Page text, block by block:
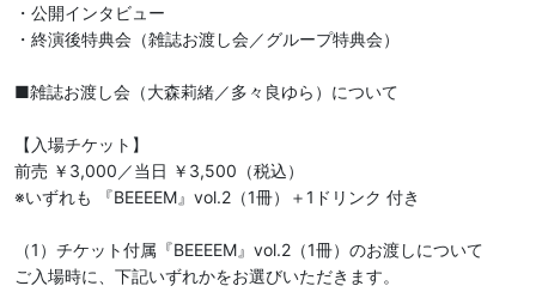
・公開インタビュー
・終演後特典会（雑誌お渡し会／グループ特典会）
■雑誌お渡し会（大森莉緒／多々良ゆら）について
【入場チケット】
前売 ￥3,000／当日 ￥3,500（税込）
※いずれも 『BEEEEM』vol.2（1冊）＋1ドリンク 付き
（1）チケット付属『BEEEEM』vol.2（1冊）のお渡しについて
ご入場時に、下記いずれかをお選びいただきます。